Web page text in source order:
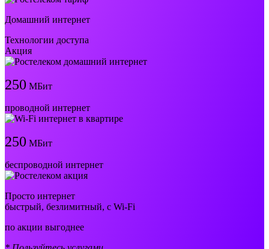
Домашний интернет
Технологии доступа
Акция
250 МБит
проводной интернет
250 МБит
беспроводной интернет
Просто интернет
быстрый, безлимитный, с Wi-Fi
по акции выгоднее